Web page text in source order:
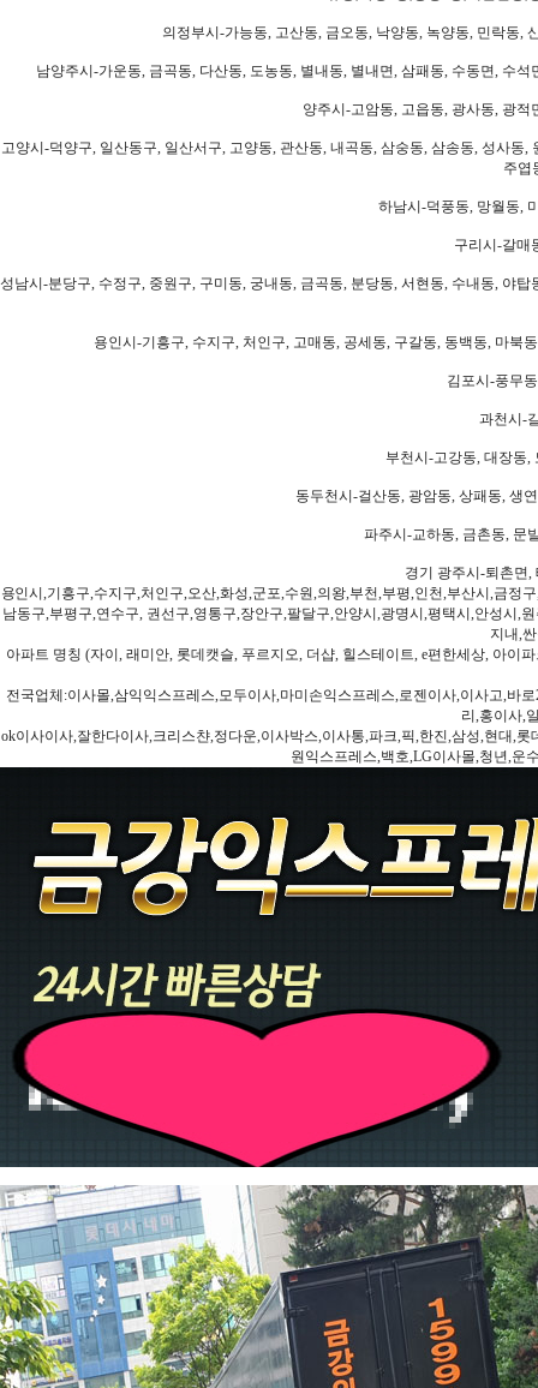
의정부시-가능동, 고산동, 금오동, 낙양동, 녹양동, 민락동,
남양주시-가운동, 금곡동, 다산동, 도농동, 별내동, 별내면, 삼패동, 수동면, 수
양주시-고암동, 고읍동, 광사동, 광
고양시-덕양구, 일산동구, 일산서구, 고양동, 관산동, 내곡동, 삼숭동, 삼송동, 성사
주엽
하남시-덕풍동, 망월동,
구리시-갈매
성남시-분당구, 수정구, 중원구, 구미동, 궁내동, 금곡동, 분당동, 서현동, 수내동, 야
용인시-기흥구, 수지구, 처인구, 고매동, 공세동, 구갈동, 동백동, 마북
김포시-풍무
과천시-
부천시-고강동, 대장동,
동두천시-걸산동, 광암동, 상패동, 생
파주시-교하동, 금촌동, 문
경기 광주시-퇴촌면,
용인시,기흥구,수지구,처인구,오산,화성,군포,수원,의왕,부천,부평,인천,부산시,금
남동구,부평구,연수구, 권선구,영통구,장안구,팔달구,안양시,광명시,평택시,안성시,
지내,
아파트 명칭 (자이, 래미안, 롯데캣슬, 푸르지오, 더샵, 힐스테이트, e편한세상, 아이
전국업체:이사몰,삼익익스프레스,모두이사,마미손익스프레스,로젠이사,이사고,바
리,홍이사,
ok이사이사,잘한다이사,크리스챤,정다운,이사박스,이사통,파크,픽,한진,삼성,현대,
원익스프레스,백호,LG이사몰,청년,운